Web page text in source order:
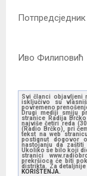
Иво
Svi članci objavljeni
isključivo su
povremeno
Drugi mediji smiju
stranice Radija
najviše četiri reda
(Radio Brčko), pri
tekst na web
postignut dogovor
nastojanju da
Ukoliko se bilo koji
stranici
prekršioca će biti
distrikta. Za
KORIŠTENJA.